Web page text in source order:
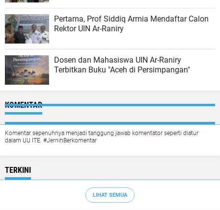
Pertama, Prof Siddiq Armia Mendaftar Calon
Rektor UIN Ar-Raniry
Dosen dan Mahasiswa UIN Ar-Raniry
Terbitkan Buku "Aceh di Persimpangan"
KOMENTAR
Komentar sepenuhnya menjadi tanggung jawab komentator seperti diatur
dalam UU ITE. #JernihBerkomentar
TERKINI
LIHAT SEMUA